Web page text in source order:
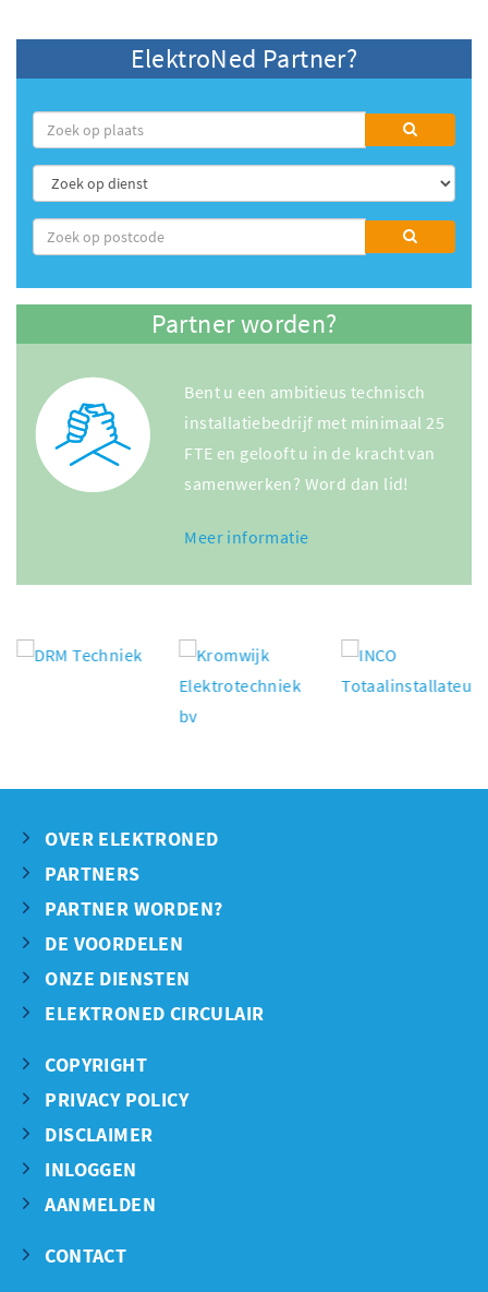
ElektroNed Partner?
Partner worden?
Bent u een ambitieus technisch
installatiebedrijf met minimaal 25
FTE en gelooft u in de kracht van
samenwerken? Word dan lid!
Meer informatie
OVER ELEKTRONED
PARTNERS
PARTNER WORDEN?
DE VOORDELEN
ONZE DIENSTEN
ELEKTRONED CIRCULAIR
COPYRIGHT
PRIVACY POLICY
DISCLAIMER
INLOGGEN
AANMELDEN
CONTACT